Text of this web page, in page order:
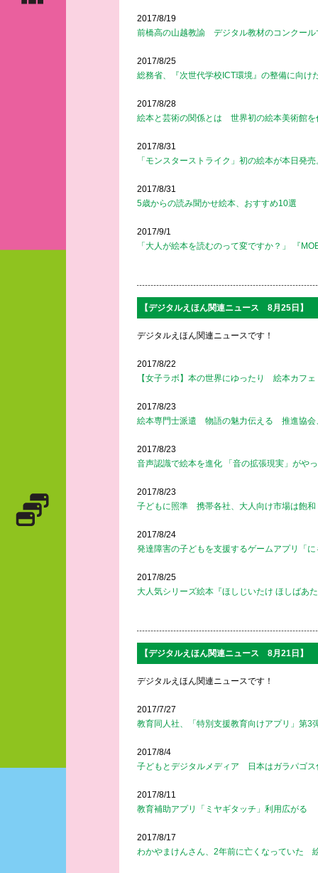
2017/8/19
前橋高の山越教諭 デジタル教材のコンクール
2017/8/25
総務省、『次世代学校ICT環境』の整備に向け
2017/8/28
絵本と芸術の関係とは 世界初の絵本美術館を
2017/8/31
「モンスターストライク」初の絵本が本日発
2017/8/31
5歳からの読み聞かせ絵本、おすすめ10選
2017/9/1
「大人が絵本を読むのって変ですか？」 『
【デジタルえほん関連ニュース 8月25日】
デジタルえほん関連ニュースです！
2017/8/22
【女子ラボ】本の世界にゆったり 絵本カフ
2017/8/23
絵本専門士派遣 物語の魅力伝える 推進協会
2017/8/23
音声認識で絵本を進化 「音の拡張現実」がや
2017/8/23
子どもに照準 携帯各社、大人向け市場は飽和
2017/8/24
発達障害の子どもを支援するゲームアプリ「
2017/8/25
大人気シリーズ絵本『ほしじいたけ ほしばあ
【デジタルえほん関連ニュース 8月21日】
デジタルえほん関連ニュースです！
2017/7/27
教育同人社、「特別支援教育向けアプリ」第3
2017/8/4
子どもとデジタルメディア 日本はガラパゴス
2017/8/11
教育補助アプリ「ミヤギタッチ」利用広がる
2017/8/17
わかやまけんさん、2年前に亡くなっていた